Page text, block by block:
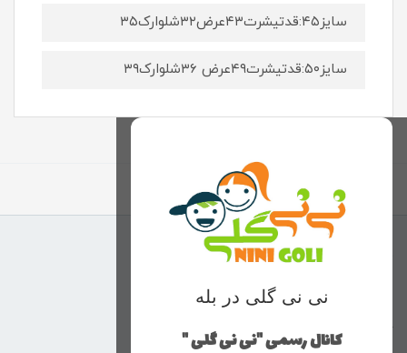
سایز۴۵:قدتیشرت۴۳عرض۳۲شلوارک۳۵
سایز۵۰:قدتیشرت۴۹عرض ۳۶شلوارک۳۹
نی نی گلی در بله
کانال رسمی "نی نی گلی "
برگشت به بالا
منوی وب‌سایت
خانه